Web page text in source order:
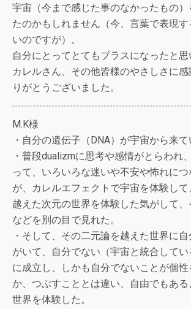
宇宙（今まで感じた事のなかったもの
たのかもしれません（今、言葉で表現
いのですが）。
自分にとってとてもプラスになったと思
カレルさん、その他皆様のやさしさに
りがとうございました。
M.K様
・自分の遺伝子（DNA）が宇宙から来て
・普段dualizmに思考や感情がとらわれ
って、いろいろな迷いや不安や怖れに
が、カレルエフェクトで宇宙を体験し
越えた次元の世界を体験した気がして
などを別の目で見れた。
・そして、その二元論を越えた世界に
がいて、自分でない（宇宙と統合して
に成立し、しかも自分でないことが個性
か、つぶすこととは違い、自由でもあ
世界を体験した。